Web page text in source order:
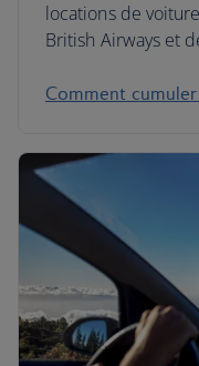
locations de
British Airways et
Comment